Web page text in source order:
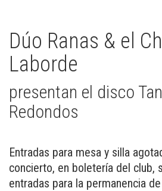
Dúo Ranas & el
Laborde
presentan el disco
Redondos
Entradas para mesa y silla
concierto, en boletería del club,
entradas para la permanencia